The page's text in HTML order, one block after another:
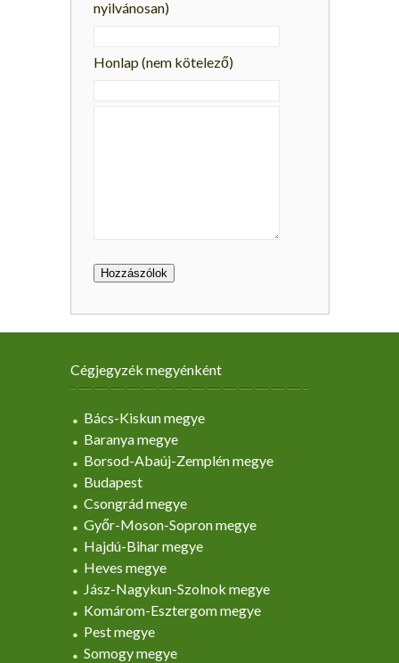
nyilvánosan)
Honlap (nem kötelező)
Cégjegyzék megyénként
Bács-Kiskun megye
Baranya megye
Borsod-Abaúj-Zemplén megye
Budapest
Csongrád megye
Győr-Moson-Sopron megye
Hajdú-Bihar megye
Heves megye
Jász-Nagykun-Szolnok megye
Komárom-Esztergom megye
Pest megye
Somogy megye